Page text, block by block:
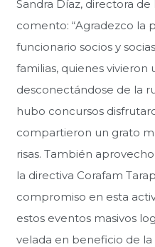
Sandra Díaz, directora de
comento: “Agradezco la
funcionario socios y
familias, quienes
desconectándose de la
hubo concursos
compartieron un grato
risas. También
la directiva Corafam
compromiso en esta
estos eventos masivos
velada en beneficio de la